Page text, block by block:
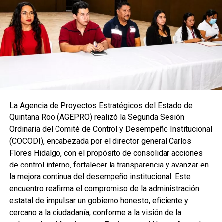
El titular del IMOVEQROO, Rafael Hernández Kotasek,
destacó que acercar estos servicios representa un avance
de traslado, costos y procesos burocráticos, además de
fortalecer una atención más transparente y accesible. Para
las concesiones de Chetumal, Bacalar y Mahahual, la
recepción de documentos continuará realizándose en las
oficinas centrales ubicadas en la capital del estado.
Con estas acciones, el IMOVEQROO consolida una
movilidad más incluyente y eficiente, colocando a las
personas en el centro de las políticas públicas y
garantizando que los servicios lleguen directamente a las
La Agencia de Proyectos Estratégicos del Estado de
Quintana Roo (AGEPRO) realizó la Segunda Sesión
Ordinaria del Comité de Control y Desempeño Institucional
(COCODI), encabezada por el director general Carlos
Flores Hidalgo, con el propósito de consolidar acciones
de control interno, fortalecer la transparencia y avanzar en
la mejora continua del desempeño institucional. Este
encuentro reafirma el compromiso de la administración
estatal de impulsar un gobierno honesto, eficiente y
cercano a la ciudadanía, conforme a la visión de la